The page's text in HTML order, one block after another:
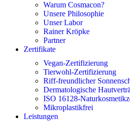
Warum Cosmacon?
Unsere Philosophie
Unser Labor
Rainer Kröpke
Partner
Zertifikate
Vegan-Zertifizierung
Tierwohl-Zertifizierung
Riff-freundlicher
Dermatologische
ISO 16128-
Mikroplastikfrei
Leistungen